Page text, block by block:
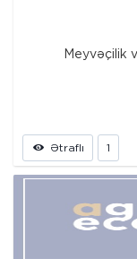
Ətraflı 1